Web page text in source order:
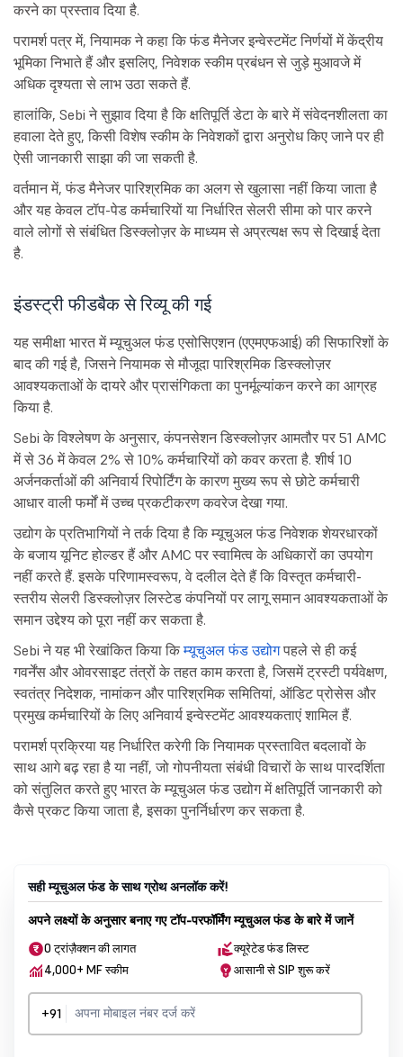
करने का प्रस्ताव दिया है.
परामर्श पत्र में, नियामक ने कहा कि फंड मैनेजर इन्वेस्टमेंट निर्णयों में केंद्रीय
भूमिका निभाते हैं और इसलिए, निवेशक स्कीम प्रबंधन से जुड़े मुआवजे में
अधिक दृश्यता से लाभ उठा सकते हैं.
हालांकि, Sebi ने सुझाव दिया है कि क्षतिपूर्ति डेटा के बारे में संवेदनशीलता का
हवाला देते हुए, किसी विशेष स्कीम के निवेशकों द्वारा अनुरोध किए जाने पर ही
ऐसी जानकारी साझा की जा सकती है.
वर्तमान में, फंड मैनेजर पारिश्रमिक का अलग से खुलासा नहीं किया जाता है
और यह केवल टॉप-पेड कर्मचारियों या निर्धारित सेलरी सीमा को पार करने
वाले लोगों से संबंधित डिस्क्लोज़र के माध्यम से अप्रत्यक्ष रूप से दिखाई देता
है.
इंडस्ट्री फीडबैक से रिव्यू की गई
यह समीक्षा भारत में म्यूचुअल फंड एसोसिएशन (एएमएफआई) की सिफारिशों के
बाद की गई है, जिसने नियामक से मौजूदा पारिश्रमिक डिस्क्लोज़र
आवश्यकताओं के दायरे और प्रासंगिकता का पुनर्मूल्यांकन करने का आग्रह
किया है.
Sebi के विश्लेषण के अनुसार, कंपनसेशन डिस्क्लोज़र आमतौर पर 51 AMC
में से 36 में केवल 2% से 10% कर्मचारियों को कवर करता है. शीर्ष 10
अर्जनकर्ताओं की अनिवार्य रिपोर्टिंग के कारण मुख्य रूप से छोटे कर्मचारी
आधार वाली फर्मों में उच्च प्रकटीकरण कवरेज देखा गया.
उद्योग के प्रतिभागियों ने तर्क दिया है कि म्यूचुअल फंड निवेशक शेयरधारकों
के बजाय यूनिट होल्डर हैं और AMC पर स्वामित्व के अधिकारों का उपयोग
नहीं करते हैं. इसके परिणामस्वरूप, वे दलील देते हैं कि विस्तृत कर्मचारी-
स्तरीय सेलरी डिस्क्लोज़र लिस्टेड कंपनियों पर लागू समान आवश्यकताओं के
समान उद्देश्य को पूरा नहीं कर सकता है.
Sebi ने यह भी रेखांकित किया किम्यूचुअल फंड उद्योगपहले से ही कई
गवर्नेंस और ओवरसाइट तंत्रों के तहत काम करता है, जिसमें ट्रस्टी पर्यवेक्षण,
स्वतंत्र निदेशक, नामांकन और पारिश्रमिक समितियां, ऑडिट प्रोसेस और
प्रमुख कर्मचारियों के लिए अनिवार्य इन्वेस्टमेंट आवश्यकताएं शामिल हैं.
परामर्श प्रक्रिया यह निर्धारित करेगी कि नियामक प्रस्तावित बदलावों के
साथ आगे बढ़ रहा है या नहीं, जो गोपनीयता संबंधी विचारों के साथ पारदर्शिता
को संतुलित करते हुए भारत के म्यूचुअल फंड उद्योग में क्षतिपूर्ति जानकारी को
कैसे प्रकट किया जाता है, इसका पुनर्निर्धारण कर सकता है.
सही म्यूचुअल फंड के साथ ग्रोथ अनलॉक करें!
अपने लक्ष्यों के अनुसार बनाए गए टॉप-परफॉर्मिंग म्यूचुअल फंड के बारे में जानें
0 ट्रांज़ैक्शन की लागत
क्यूरेटेड फंड लिस्ट
4,000+ MF स्कीम
आसानी से SIP शुरू करें
+91